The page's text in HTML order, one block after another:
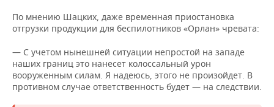
По мнению Шацких, даже временная приостановка
отгрузки продукции для беспилотников «Орлан» чревата:
— С учетом нынешней ситуации непростой на западе
наших границ это нанесет колоссальный урон
вооруженным силам. Я надеюсь, этого не произойдет. В
противном случае ответственность будет — на следствии.